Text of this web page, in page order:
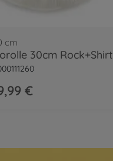
cm
30cm Rock+Shirt
€